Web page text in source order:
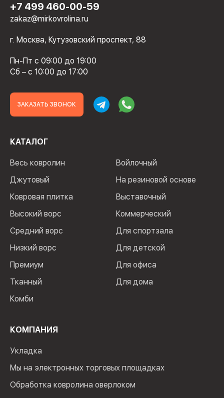
+7 499 460-00-59
zakaz@mirkovrolina.ru
г. Москва, Кутузовский проспект, 88
Пн-Пт с 09:00 до 19:00
Сб – с 10:00 до 17:00
ЗАКАЗАТЬ ЗВОНОК
КАТАЛОГ
Весь ковролин
Джутовый
Ковровая плитка
Высокий ворс
Средний ворс
Низкий ворс
Премиум
Тканный
Комби
Войлочный
На резиновой основе
Выставочный
Коммерческий
Для спортзала
Для детской
Для офиса
Для дома
КОМПАНИЯ
Укладка
Мы на электронных торговых площадках
Обработка ковролина оверлоком